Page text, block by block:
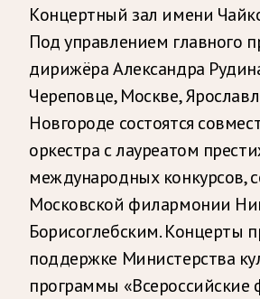
Концертный зал имени
Под управлением главного
дирижёра Александра
Череповце, Москве,
Новгороде состоятся
оркестра с лауреатом
международных конкурсов,
Московской филармонии
Борисоглебским. Концерты
поддержке Министерства
программы «Всероссийские